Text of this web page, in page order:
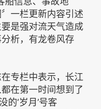
一栏更新内容引述
是强对流天气造成
析，有龙卷风存
专栏中表示，长江
在第一时间想到了
的‘岁月’号客